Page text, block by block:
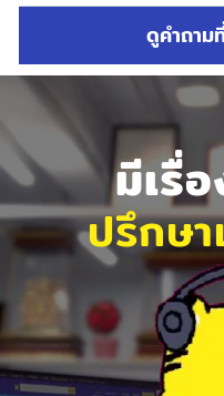
ดูคำถา
มีเรื่
ปรึกษา